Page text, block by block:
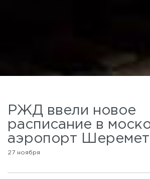
РЖД ввели новое
расписание в
аэропорт
27 ноября